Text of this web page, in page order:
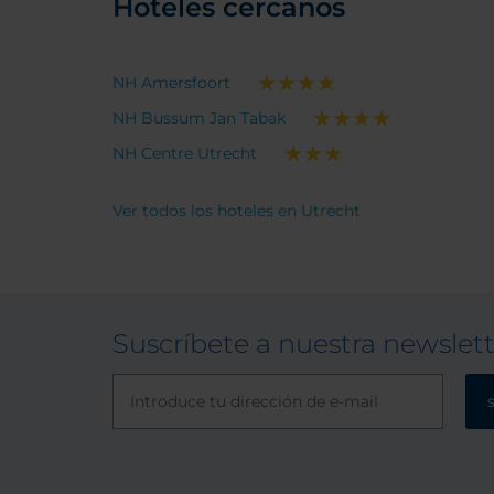
Hoteles cercanos
NH Amersfoort
NH Bussum Jan Tabak
NH Centre Utrecht
Ver todos los hoteles en Utrecht
Suscríbete a nuestra